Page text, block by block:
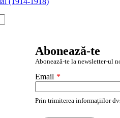
Abonează-te
Abonează-te la newsletter-ul
Email *
Prin trimiterea informațiilor